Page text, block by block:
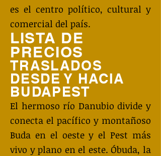
es el centro político, cultural y
comercial del país.
LISTA DE
PRECIOS
TRASLADOS
DESDE Y HACIA
BUDAPEST
El hermoso río Danubio divide y
conecta el pacífico y montañoso
Buda en el oeste y el Pest más
vivo y plano en el este. Óbuda, la